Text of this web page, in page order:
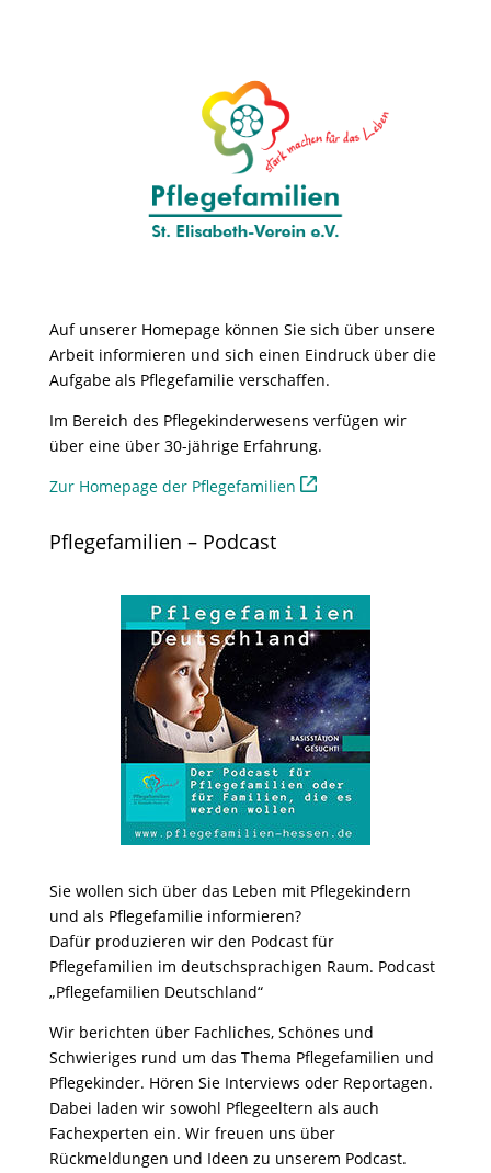
Auf unserer Homepage können Sie sich über unsere
Arbeit informieren und sich einen Eindruck über die
Aufgabe als Pflegefamilie verschaffen.
Im Bereich des Pflegekinderwesens verfügen wir
über eine über 30-jährige Erfahrung.
Zur Homepage der Pflegefamilien
Pflegefamilien – Podcast
Sie wollen sich über das Leben mit Pflegekindern
und als Pflegefamilie informieren?
Dafür produzieren wir den Podcast für
Pflegefamilien im deutschsprachigen Raum. Podcast
„Pflegefamilien Deutschland“
Wir berichten über Fachliches, Schönes und
Schwieriges rund um das Thema Pflegefamilien und
Pflegekinder. Hören Sie Interviews oder Reportagen.
Dabei laden wir sowohl Pflegeeltern als auch
Fachexperten ein. Wir freuen uns über
Rückmeldungen und Ideen zu unserem Podcast.